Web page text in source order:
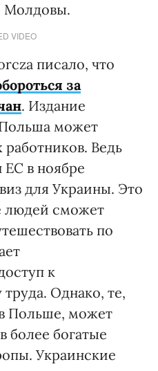
Молдовы.
VIDEO
писало, что
за
. Издание
может
работников. Ведь
ЕС в ноябре
для Украины. Это
людей сможет
по
к
Однако, те,
в Польше, может
более богатые
Украинские